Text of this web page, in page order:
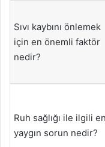
Sıvı kaybını önlemek
için en önemli faktör
nedir?
Ruh sağlığı ile ilgili en
yaygın sorun nedir?